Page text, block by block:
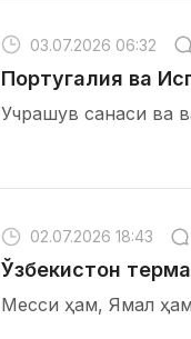
03.07.2026 06:32
Португалия ва
Учрашув санаси ва
02.07.2026 18:43
Ўзбекистон
Месси ҳам, Ямал